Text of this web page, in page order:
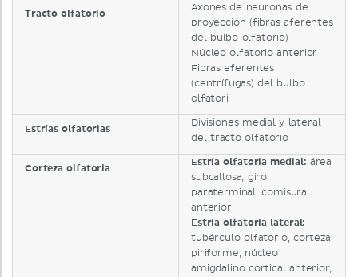
Tracto olfatorio
Axones de neuronas de
proyección (fibras aferentes
del bulbo olfatorio)
Núcleo olfatorio anterior
Fibras eferentes
(centrífugas) del bulbo
olfatori
Estrías olfatorias
Divisiones medial y lateral
del tracto olfatorio
Corteza olfatoria
Estría olfatoria medial: área
subcallosa, giro
paraterminal, comisura
anterior
Estría olfatoria lateral:
tubérculo olfatorio, corteza
piriforme, núcleo
amigdalino cortical anterior,